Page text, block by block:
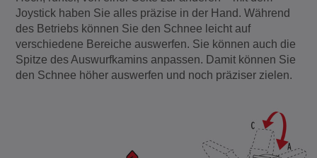
Joystick haben Sie alles präzise in der Hand. Während
des Betriebs können Sie den Schnee leicht auf
verschiedene Bereiche auswerfen. Sie können auch die
Spitze des Auswurfkamins anpassen. Damit können Sie
den Schnee höher auswerfen und noch präziser zielen.